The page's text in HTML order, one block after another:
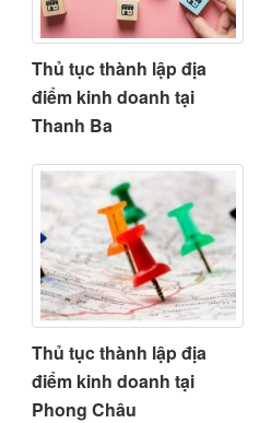
Thủ tục thành lập địa
điểm kinh doanh tại
Thanh Ba
Thủ tục thành lập địa
điểm kinh doanh tại
Phong Châu